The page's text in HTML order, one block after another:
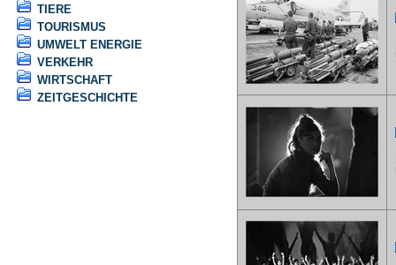
TIERE
TOURISMUS
UMWELT ENERGIE
VERKEHR
WIRTSCHAFT
ZEITGESCHICHTE